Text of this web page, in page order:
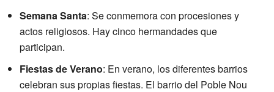
Semana Santa: Se conmemora con procesiones y
actos religiosos. Hay cinco hermandades que
participan.
Fiestas de Verano: En verano, los diferentes barrios
celebran sus propias fiestas. El barrio del Poble Nou